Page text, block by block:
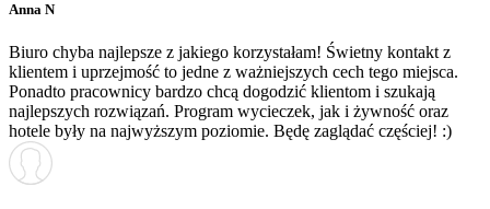
Anna N
Biuro chyba najlepsze z jakiego korzystałam! Świetny kontakt z
klientem i uprzejmość to jedne z ważniejszych cech tego miejsca.
Ponadto pracownicy bardzo chcą dogodzić klientom i szukają
najlepszych rozwiązań. Program wycieczek, jak i żywność oraz
hotele były na najwyższym poziomie. Będę zaglądać częściej! :)